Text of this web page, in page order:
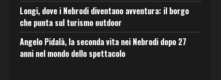
Longi, dove i Nebrodi diventano avventura: il borgo
che punta sul turismo outdoor
Angelo Pidalà, la seconda vita nei Nebrodi dopo 27
anni nel mondo dello spettacolo